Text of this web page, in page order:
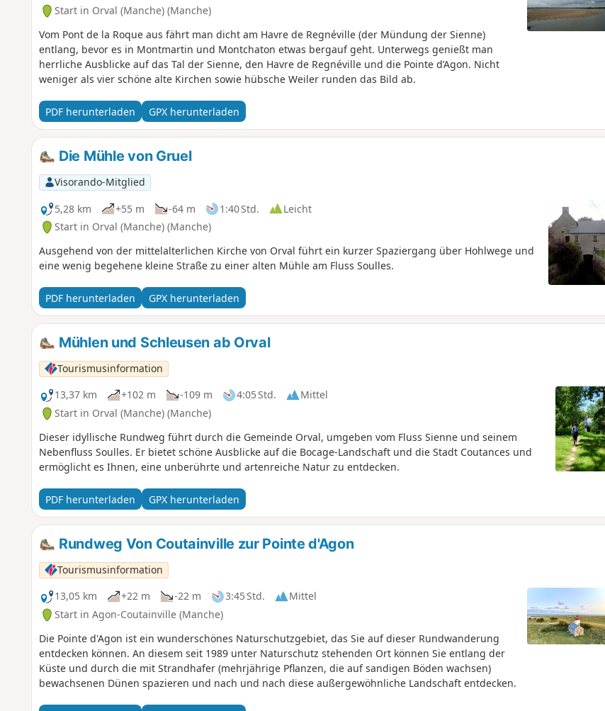
Start in Orval (Manche) (Manche)
Vom Pont de la Roque aus fährt man dicht am Havre de Regnéville (der Mündung der Sienne)
entlang, bevor es in Montmartin und Montchaton etwas bergauf geht. Unterwegs genießt man
herrliche Ausblicke auf das Tal der Sienne, den Havre de Regnéville und die Pointe d’Agon. Nicht
weniger als vier schöne alte Kirchen sowie hübsche Weiler runden das Bild ab.
PDF herunterladen GPX herunterladen
Die Mühle von Gruel
Visorando-Mitglied
5,28 km
+55 m -64 m 1:40 Std.
Leicht
Start in Orval (Manche) (Manche)
Ausgehend von der mittelalterlichen Kirche von Orval führt ein kurzer Spaziergang über Hohlwege und
eine wenig begehene kleine Straße zu einer alten Mühle am Fluss Soulles.
PDF herunterladen GPX herunterladen
Mühlen und Schleusen ab Orval
Tourismusinformation
13,37 km
+102 m -109 m 4:05 Std.
Mittel
Start in Orval (Manche) (Manche)
Dieser idyllische Rundweg führt durch die Gemeinde Orval, umgeben vom Fluss Sienne und seinem
Nebenfluss Soulles. Er bietet schöne Ausblicke auf die Bocage-Landschaft und die Stadt Coutances und
ermöglicht es Ihnen, eine unberührte und artenreiche Natur zu entdecken.
PDF herunterladen GPX herunterladen
Rundweg Von Coutainville zur Pointe d'Agon
Tourismusinformation
13,05 km
+22 m -22 m 3:45 Std.
Mittel
Start in Agon-Coutainville (Manche)
Die Pointe d'Agon ist ein wunderschönes Naturschutzgebiet, das Sie auf dieser Rundwanderung
entdecken können. An diesem seit 1989 unter Naturschutz stehenden Ort können Sie entlang der
Küste und durch die mit Strandhafer (mehrjährige Pflanzen, die auf sandigen Böden wachsen)
bewachsenen Dünen spazieren und nach und nach diese außergewöhnliche Landschaft entdecken.